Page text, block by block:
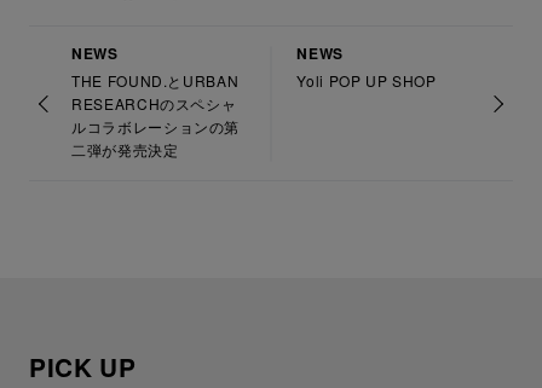
NEWS
THE FOUND.とURBAN
RESEARCHのスペシャ
ルコラボレーションの第
二弾が発売決定
NEWS
Yoli POP UP SHOP
PICK UP